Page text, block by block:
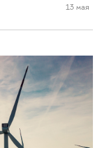
13 мая